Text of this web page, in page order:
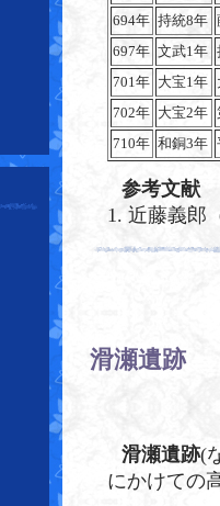
694年 持統8年
697年 文武1年
701年 大宝1年
702年 大宝2年
710年 和銅3年
参考文献
1. 近藤義郎
滑瀬遺跡―
滑瀬遺跡(
にかけての